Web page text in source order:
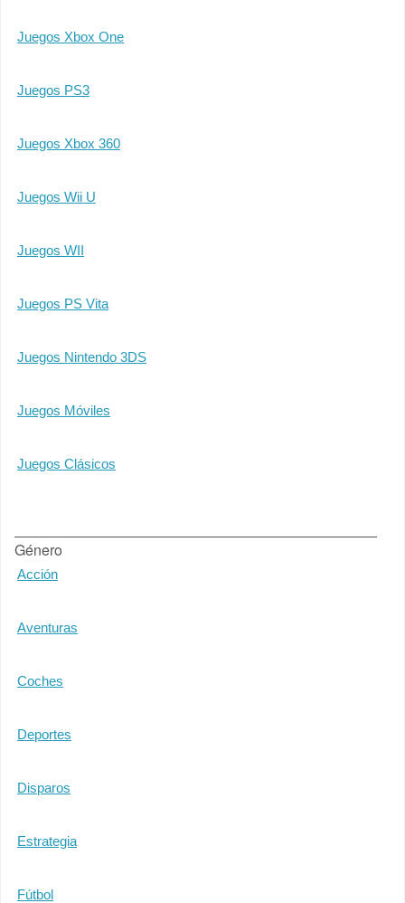
Juegos Xbox One
Juegos PS3
Juegos Xbox 360
Juegos Wii U
Juegos WII
Juegos PS Vita
Juegos Nintendo 3DS
Juegos Móviles
Juegos Clásicos
Género
Acción
Aventuras
Coches
Deportes
Disparos
Estrategia
Fútbol